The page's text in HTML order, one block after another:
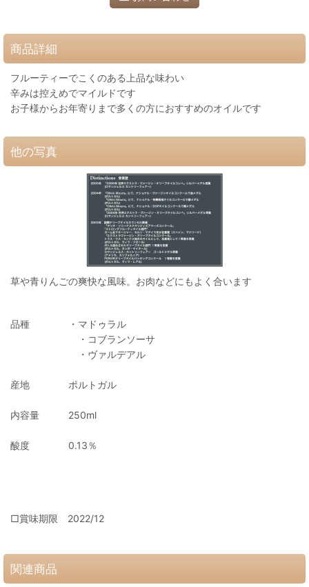
商品詳細
フルーティーでこくのある上品な味わい
辛みは控えめでマイルドです
お子様からお年寄りまで多くの方におすすめのオイルです
他の写真
草や青りんごの爽快な風味。お肉などにもよく合います
品種 ・マドゥラル
・コブランソーサ
・ヴァルデアル
産地 ポルトガル
内容量 250ml
酸度 0.13％
□賞味期限 2022/12
関連商品